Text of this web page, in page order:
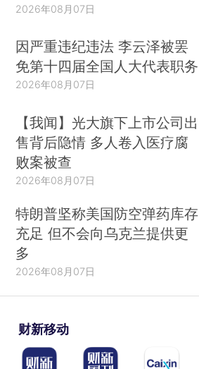
2026年08月07日
因严重违纪违法 李云泽被罢
免第十四届全国人大代表职务
2026年08月07日
【我闻】光大旗下上市公司出
售背后隐情 多人卷入医疗腐
败案被查
2026年08月07日
特朗普坚称美国防空弹药库存
充足 但不会向乌克兰提供更
多
2026年08月07日
财新移动